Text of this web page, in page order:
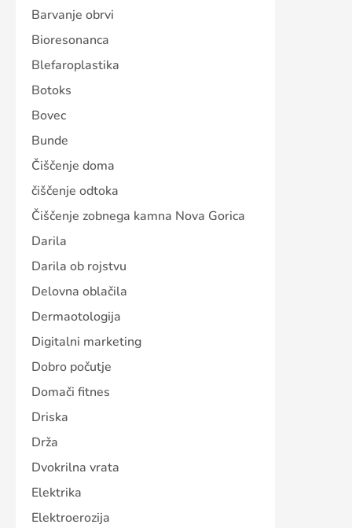
Barvanje obrvi
Bioresonanca
Blefaroplastika
Botoks
Bovec
Bunde
Čiščenje doma
čiščenje odtoka
Čiščenje zobnega kamna Nova Gorica
Darila
Darila ob rojstvu
Delovna oblačila
Dermaotologija
Digitalni marketing
Dobro počutje
Domači fitnes
Driska
Drža
Dvokrilna vrata
Elektrika
Elektroerozija